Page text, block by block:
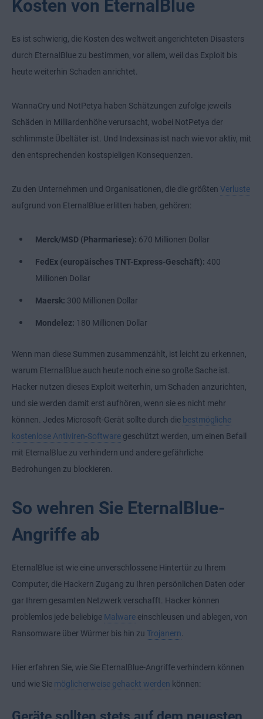
Kosten von EternalBlue
Es ist schwierig, die Kosten des weltweit angerichteten Disasters
durch EternalBlue zu bestimmen, vor allem, weil das Exploit bis
heute weiterhin Schaden anrichtet.
WannaCry und NotPetya haben Schätzungen zufolge jeweils
Schäden in Milliardenhöhe verursacht, wobei NotPetya der
schlimmste Übeltäter ist. Und Indexsinas ist nach wie vor aktiv, mit
den entsprechenden kostspieligen Konsequenzen.
Zu den Unternehmen und Organisationen, die die größten Verluste
aufgrund von EternalBlue erlitten haben, gehören:
Merck/MSD (Pharmariese): 670 Millionen Dollar
FedEx (europäisches TNT-Express-Geschäft): 400
Millionen Dollar
Maersk: 300 Millionen Dollar
Mondelez: 180 Millionen Dollar
Wenn man diese Summen zusammenzählt, ist leicht zu erkennen,
warum EternalBlue auch heute noch eine so große Sache ist.
Hacker nutzen dieses Exploit weiterhin, um Schaden anzurichten,
und sie werden damit erst aufhören, wenn sie es nicht mehr
können. Jedes Microsoft-Gerät sollte durch die bestmögliche
kostenlose Antiviren-Software geschützt werden, um einen Befall
mit EternalBlue zu verhindern und andere gefährliche
Bedrohungen zu blockieren.
So wehren Sie EternalBlue-
Angriffe ab
EternalBlue ist wie eine unverschlossene Hintertür zu Ihrem
Computer, die Hackern Zugang zu Ihren persönlichen Daten oder
gar Ihrem gesamten Netzwerk verschafft. Hacker können
problemlos jede beliebige Malware einschleusen und ablegen, von
Ransomware über Würmer bis hin zu Trojanern.
Hier erfahren Sie, wie Sie EternalBlue-Angriffe verhindern können
und wie Sie möglicherweise gehackt werden können: